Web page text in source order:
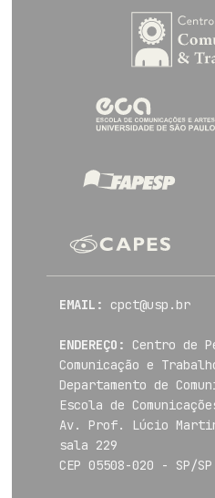
EMAIL: cpct@usp.br
ENDEREÇO:
Centro de
Comunicação e
Departamento de
Escola de
Av. Prof. Lúcio
sala 229
CEP 05508-020 - SP/SP